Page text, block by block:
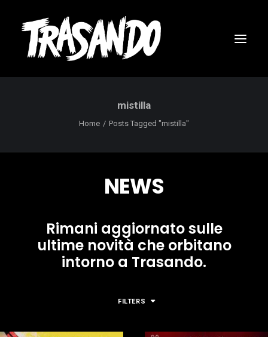
RICERCA
mistilla
Home Posts Tagged "mistilla"
NEWS
Rimani aggiornato sulle
ultime novità che orbitano
intorno a Trasando.
FILTERS